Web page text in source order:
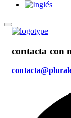
contacta con